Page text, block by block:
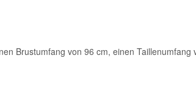
Brustumfang von 96 cm, einen Taillenumfang